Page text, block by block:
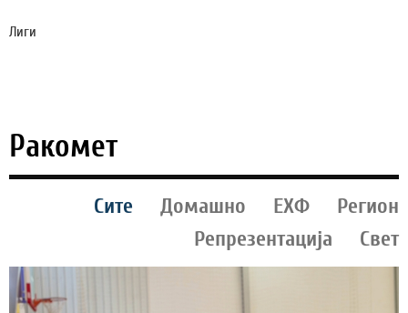
Лиги
Ракомет
Сите Домашно ЕХФ
Регион
Репрезентација
Свет